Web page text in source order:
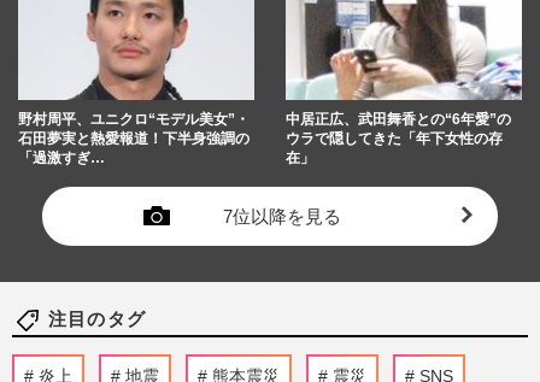
野村周平、ユニクロ“モデル美女”・
石田夢実と熱愛報道！下半身強調の
「過激すぎ…
中居正広、武田舞香との“6年愛”の
ウラで隠してきた「年下女性の存
在」
7位以降を見る
注目のタグ
炎上 地震 熊本震災 震災 SNS